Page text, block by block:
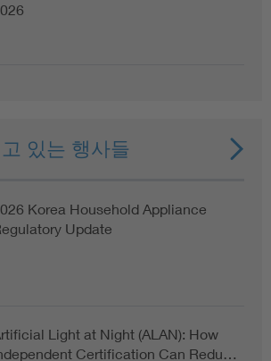
있는 행사들
Korea Household Appliance
Update
Light at Night (ALAN): How
Certification Can Redu…